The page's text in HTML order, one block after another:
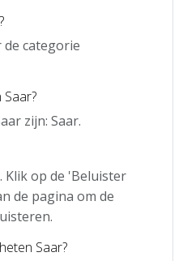
de categorie
zijn: Saar.
Klik op de 'Beluister
de pagina om de
Saar?